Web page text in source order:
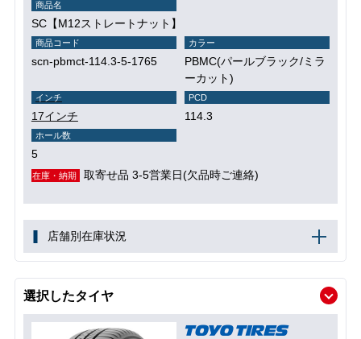
商品名
SC【M12ストレートナット】
商品コード
scn-pbmct-114.3-5-1765
カラー
PBMC(パールブラック/ミラ
ーカット)
インチ
17インチ
PCD
114.3
ホール数
5
在庫・納期 取寄せ品 3-5営業日(欠品時ご連絡)
店舗別在庫状況
選択したタイヤ